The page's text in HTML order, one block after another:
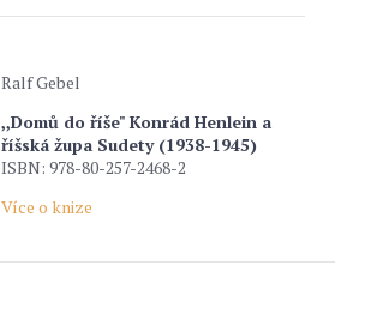
Ralf Gebel
,,Domů do říše" Konrád Henlein a
říšská župa Sudety (1938-1945)
ISBN: 978-80-257-2468-2
Více o knize